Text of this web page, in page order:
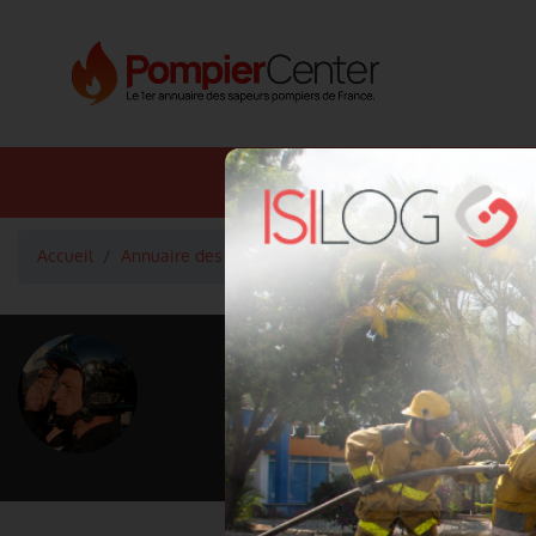
Annuaire SDIS
Accueil Annuaire des pompiers Capitaine LOVERA MARCEL
< Retour à la liste des pompiers
LOVERA
Grade : Capitaine